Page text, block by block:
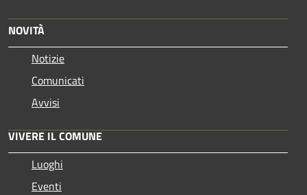
NOVITÀ
Notizie
Comunicati
Avvisi
VIVERE IL COMUNE
Luoghi
Eventi